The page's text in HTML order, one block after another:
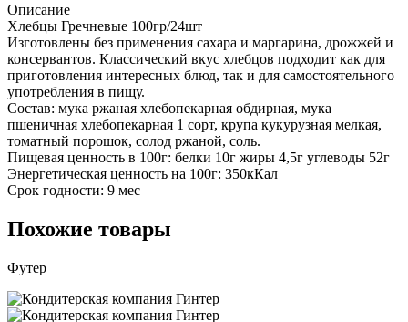
Описание
Хлебцы Гречневые 100гр/24шт
Изготовлены без применения сахара и маргарина, дрожжей и
консервантов. Классический вкус хлебцов подходит как для
приготовления интересных блюд, так и для самостоятельного
употребления в пищу.
Состав: мука ржаная хлебопекарная обдирная, мука
пшеничная хлебопекарная 1 сорт, крупа кукурузная мелкая,
томатный порошок, солод ржаной, соль.
Пищевая ценность в 100г: белки 10г жиры 4,5г углеводы 52г
Энергетическая ценность на 100г: 350кКал
Срок годности: 9 мес
Похожие товары
Футер